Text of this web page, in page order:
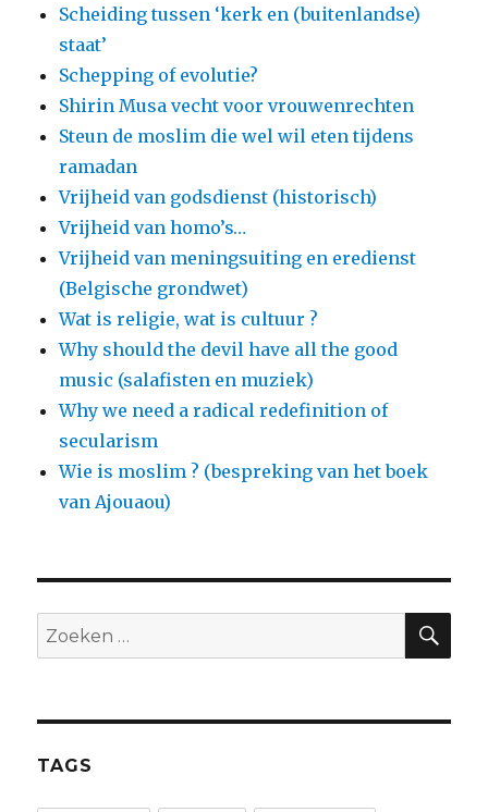
Scheiding tussen ‘kerk en (buitenlandse)
staat’
Schepping of evolutie?
Shirin Musa vecht voor vrouwenrechten
Steun de moslim die wel wil eten tijdens
ramadan
Vrijheid van godsdienst (historisch)
Vrijheid van homo’s…
Vrijheid van meningsuiting en eredienst
(Belgische grondwet)
Wat is religie, wat is cultuur ?
Why should the devil have all the good
music (salafisten en muziek)
Why we need a radical redefinition of
secularism
Wie is moslim ? (bespreking van het boek
van Ajouaou)
Zoeken
naar:
TAGS